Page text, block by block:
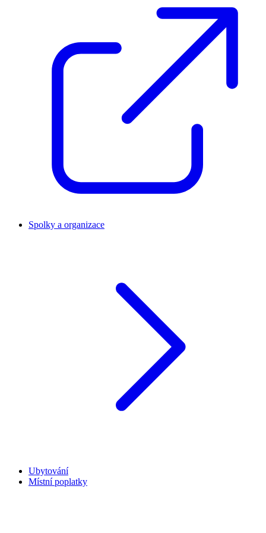
Spolky a organizace
Ubytování
Místní poplatky